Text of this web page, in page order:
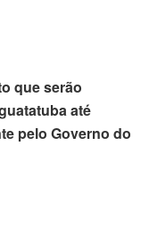
que serão
até
pelo Governo do